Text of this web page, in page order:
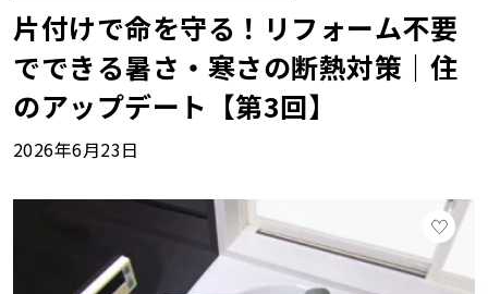
片付けで命を守る！リフォーム不要
でできる暑さ・寒さの断熱対策｜住
のアップデート【第3回】
2026年6月23日